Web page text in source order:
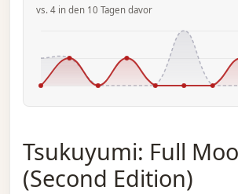
vs. 4 in den 10 Tagen davor
Tsukuyumi: Full
(Second Edition)